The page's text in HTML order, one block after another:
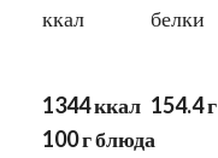
ккал
1344 ккал
белки
154.4 г
100 г блюда